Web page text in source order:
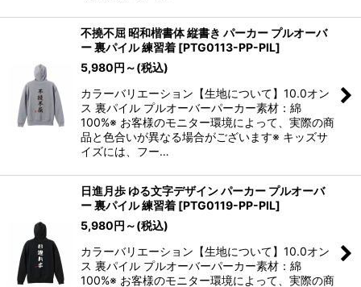
不撓不屈 昭和楷書体 縦書き パーカー プルオーバ
ー 裏パイル 練習着 [PTG0113-PP-PIL]
5,980円 ～(税込)
カラーバリエーション【生地について】10.0オン
ス 裏パイル プルオーバーパーカー素材：綿
100%※ お客様のモニター環境によって、実際の商
品と色合いが異なる場合がございます※ キッズサ
イズには、フー…
日進月歩 ゆる文字デザイン パーカー プルオーバ
ー 裏パイル 練習着 [PTG0119-PP-PIL]
5,980円 ～(税込)
カラーバリエーション【生地について】10.0オン
ス 裏パイル プルオーバーパーカー素材：綿
100%※ お客様のモニター環境によって、実際の商